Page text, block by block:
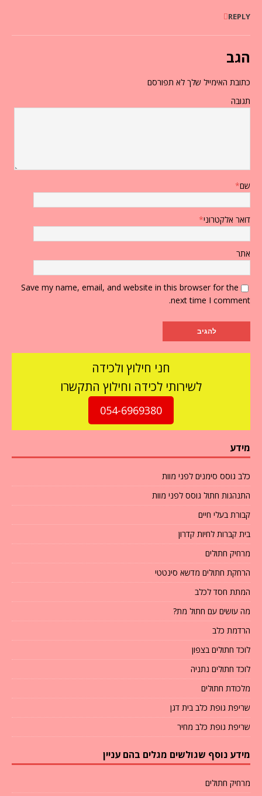
REPLY
הגב
כתובת האימייל שלך לא תפורסם
תגובה
שם*
דואר אלקטרוני*
אתר
Save my name, email, and website in this browser for the
next time I comment.
חני חילוץ ולכידה
לשירותי לכידה וחילוץ התקשרו
054-6969380
מידע
כלב גוסס סימנים לפני מוות
התנהגות חתול גוסס לפני מוות
קבורת בעלי חיים
בית קברות לחיות קדרון
מרחיק חתולים
הרחקת חתולים מדשא סינטטי
המתת חסד לכלב
מה עושים עם חתול מת?
הרדמת כלב
לוכד חתולים בצפון
לוכד חתולים נתניה
מלכודת חתולים
שריפת גופת כלב בית דגן
שריפת גופת כלב מחיר
מידע נוסף שגולשים מגלים בהם עניין
מרחיק חתולים